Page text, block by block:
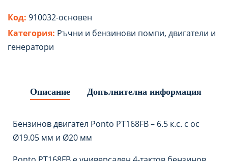
Код: 910032-основен
Категория: Ръчни и бензинови помпи, двигатели и
генератори
Описание Допълнителна информация
Бензинов двигател Ponto PT168FB – 6.5 к.с. с ос
Ø19.05 мм и Ø20 мм